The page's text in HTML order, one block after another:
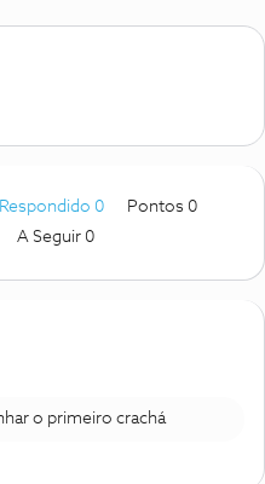
Respondido 0
Pontos 0
A Seguir 0
o primeiro crachá